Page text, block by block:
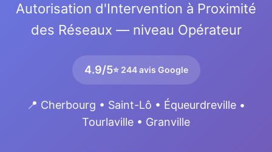
Autorisation d'Intervention à Proximité
des Réseaux — niveau Opérateur
4.9/5⭐ 244 avis Google
📍 Cherbourg • Saint-Lô • Équeurdreville •
Tourlaville • Granville